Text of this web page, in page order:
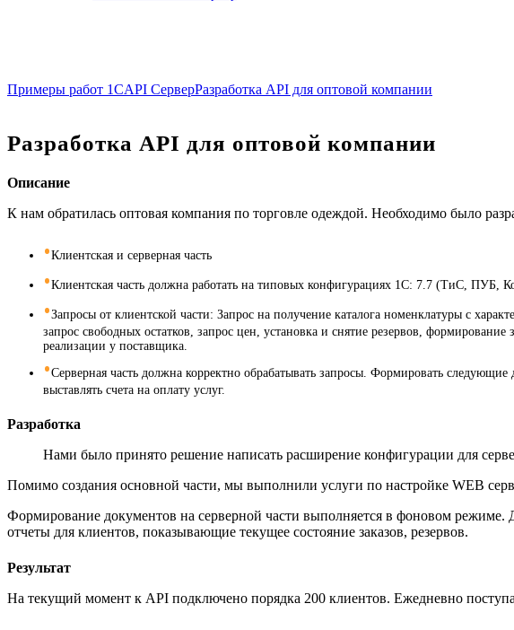
Примеры работ 1СAPI СерверРазработка API для оптовой компании
Разработка API для оптовой компании
Описание
К нам обратилась оптовая компания по торговле одеждой. Необходимо было
Клиентская и серверная часть
Клиентская часть должна работать на типовых конфигурациях 1С: 7.7 (ТиС,
Запросы от клиентской части: Запрос на получение каталога номенклатуры с
запрос свободных остатков, запрос цен, установка и снятие резервов,
реализации у поставщика.
Серверная часть должна корректно обрабатывать запросы. Формировать
выставлять счета на оплату услуг.
Разработка
Нами было принято решение написать расширение конфигурации для
Помимо создания основной части, мы выполнили услуги по настройке WEB
Формирование документов на серверной части выполняется в фоновом
отчеты для клиентов, показывающие текущее состояние заказов, резервов.
Результат
На текущий момент к API подключено порядка 200 клиентов. Ежедневно